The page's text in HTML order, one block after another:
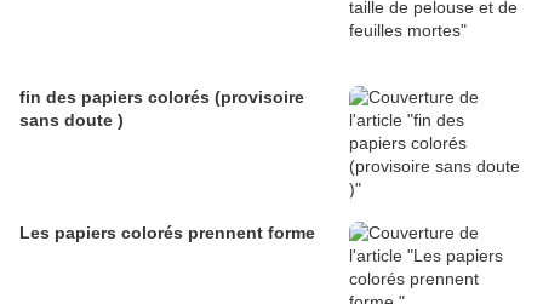
fin des papiers colorés (provisoire
sans doute )
Les papiers colorés prennent forme